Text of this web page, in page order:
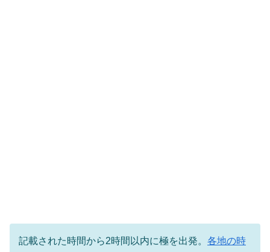
記載された時間から2時間以内に極を出発。 各地の時